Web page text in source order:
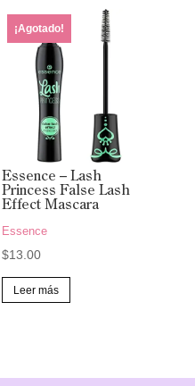
¡Agotado!
Essence – Lash
Princess False Lash
Effect Mascara
Essence
$13.00
Leer más